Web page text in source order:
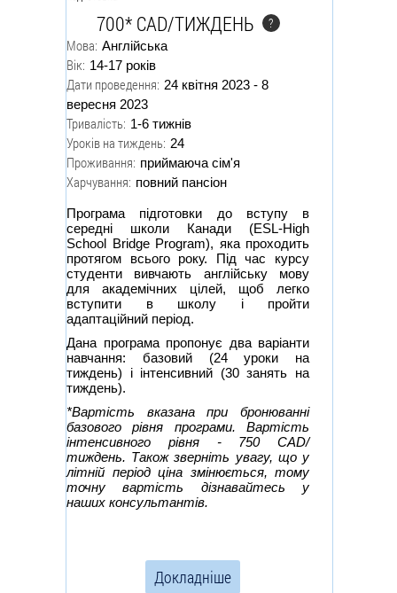
700* CAD/ТИЖДЕНЬ ?
Мова: Англійська
Вік: 14-17 років
Дати проведення: 24 квітня 2023 - 8
вересня 2023
Тривалість: 1-6 тижнів
Уроків на тиждень: 24
Проживання: приймаюча сім'я
Харчування: повний пансіон
Програма підготовки до вступу в
середні школи Канади (ESL-High
School Bridge Program), яка проходить
протягом всього року. Під час курсу
студенти вивчають англійську мову
для академічних цілей, щоб легко
вступити в школу і пройти
адаптаційний період.
Дана програма пропонує два варіанти
навчання: базовий (24 уроки на
тиждень) і інтенсивний (30 занять на
тиждень).
*Вартість вказана при бронюванні
базового рівня програми. Вартість
інтенсивного рівня - 750 CAD/
тиждень. Також зверніть увагу, що у
літній період ціна змінюється, тому
точну вартість дізнавайтесь у
наших консультантів.
Докладніше